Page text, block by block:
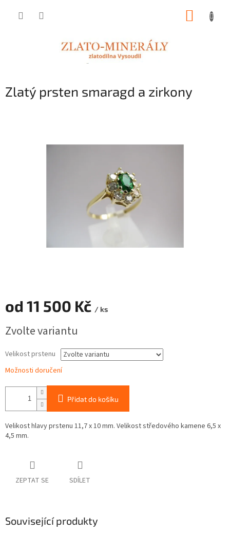
Zlatý prsten smaragd a zirkony
od 11 500 Kč / ks
cena:
Zvolte variantu
Velikost prstenu
Možnosti doručení
Přidat do košíku
Velikost hlavy prstenu 11,7 x 10 mm. Velikost středového kamene 6,5 x
4,5 mm.
ZEPTAT SE SDÍLET
Související produkty